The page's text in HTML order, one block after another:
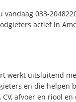
vandaag 033-
actief in
werkt uitsluitend
en die helpen
afvoer en riool en